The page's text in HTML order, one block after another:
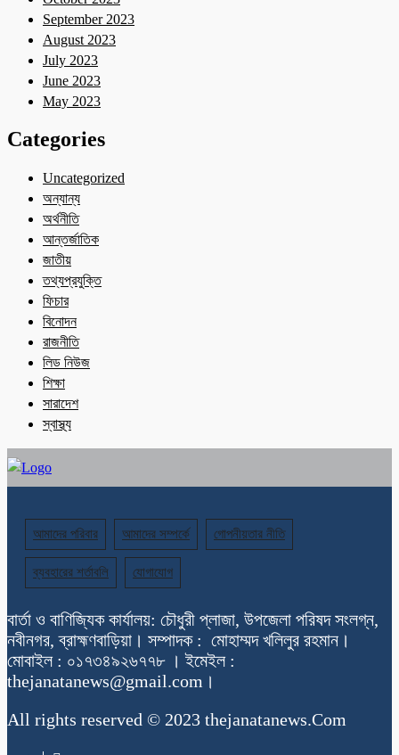
September 2023
August 2023
July 2023
June 2023
May 2023
Categories
Uncategorized
অন্যান্য
অর্থনীতি
আন্তর্জাতিক
জাতীয়
তথ্যপ্রযুক্তি
ফিচার
বিনোদন
রাজনীতি
লিড নিউজ
শিক্ষা
সারাদেশ
স্বাস্থ্য
আমাদের পরিবার আমাদের সম্পর্কে গোপনীয়তার নীতি
ব্যবহারের শর্তাবলি যোগাযোগ
বার্তা ও বাণিজ্যিক কার্যালয়: চৌধুরী প্লাজা, উপজেলা পরিষদ সংলগ্ন,
নবীনগর, ব্রাহ্মণবাড়িয়া। সম্পাদক : মোহাম্মদ খলিলুর রহমান।
মোবাইল : ০১৭৩৪৯২৬৭৭৮ । ইমেইল :
thejanatanews@gmail.com।
All rights reserved © 2023 thejanatanews.Com